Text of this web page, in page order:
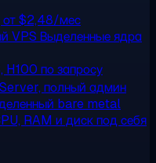
от $2,48/мес
VPS Выделенные ядра
по запросу
полный админ
bare metal
RAM и диск под себя